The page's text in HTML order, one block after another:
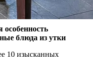
особенность
блюда из утки
10 изысканных